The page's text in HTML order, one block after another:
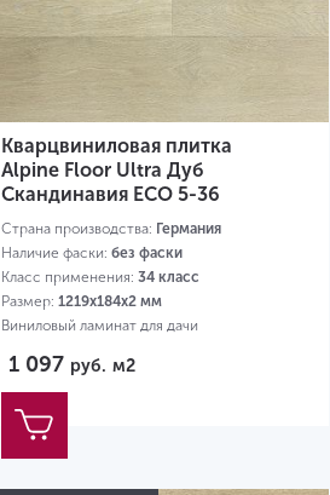
Кварцвиниловая плитка
Alpine Floor Ultra Дуб
Скандинавия ЕСО 5-36
Страна производства: Германия
Наличие фаски: без фаски
Класс применения: 34 класс
Размер: 1219х184х2 мм
Виниловый ламинат для дачи
1 097 руб. м2